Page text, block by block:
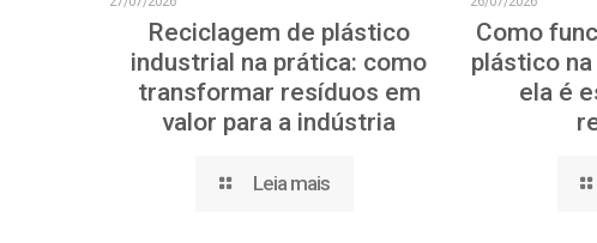
Reciclagem de plástico
industrial na prática: como
transformar resíduos em
valor para a indústria
Leia mais
Como
plástico
ela é